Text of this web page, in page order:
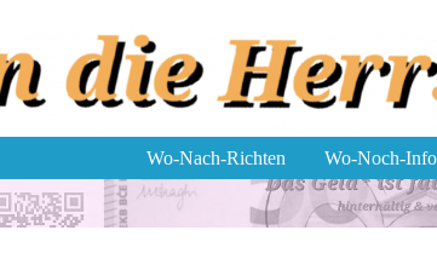
Wo-Nach-Richten Wo-Noch-Info